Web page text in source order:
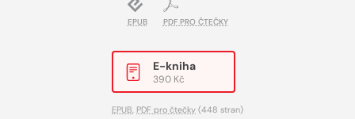
EPUB PDF PRO ČTEČKY
E-kniha
390 Kč
EPUB, PDF pro čtečky (448 stran)